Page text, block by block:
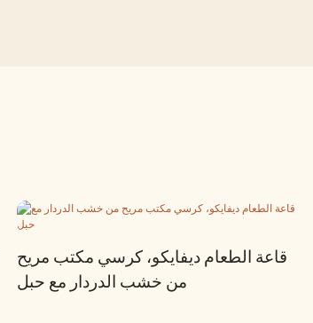
قاعة الطعام ديفايكو، كرسي مكتب مريح
من خشب الدردار مع حبل